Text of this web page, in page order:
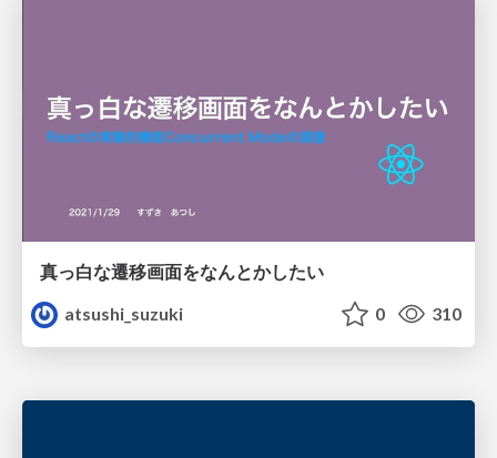
真っ白な遷移画面をなんとかしたい
atsushi_suzuki
0 310